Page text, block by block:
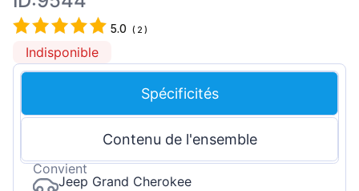
5.0 ( 2 )
Indisponible
Spécificités
Contenu de l'ensemble
Convient
Jeep Grand Cherokee